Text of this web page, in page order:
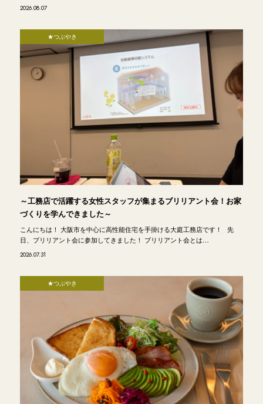
2026.08.07
★つぶやき
～工務店で活躍する女性スタッフが集まるブリリアント会！お家
づくりを学んできました～
こんにちは！ 大阪市を中心に高性能住宅を手掛ける大庭工務店です！ 先
日、ブリリアント会に参加してきました！ ブリリアント会とは…
2026.07.31
★つぶやき